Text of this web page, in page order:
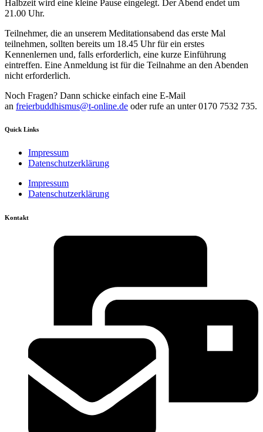
Halbzeit wird eine kleine Pause eingelegt. Der Abend endet um
21.00 Uhr.
Teilnehmer, die an unserem Meditationsabend das erste Mal
teilnehmen, sollten bereits um 18.45 Uhr für ein erstes
Kennenlernen und, falls erforderlich, eine kurze Einführung
eintreffen. Eine Anmeldung ist für die Teilnahme an den Abenden
nicht erforderlich.
Noch Fragen? Dann schicke einfach eine E-Mail
an freierbuddhismus@t-online.de oder rufe an unter 0170 7532 735.
Quick Links
Impressum
Datenschutzerklärung
Impressum
Datenschutzerklärung
Kontakt